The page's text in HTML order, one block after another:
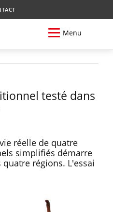
Menu
testé dans
réelle de quatre
simplifiés démarre
régions. L'essai